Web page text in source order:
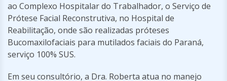
ao Complexo Hospitalar do Trabalhador, o Serviço de
Prótese Facial Reconstrutiva, no Hospital de
Reabilitação, onde são realizadas próteses
Bucomaxilofaciais para mutilados faciais do Paraná,
serviço 100% SUS.
Em seu consultório, a Dra. Roberta atua no manejo